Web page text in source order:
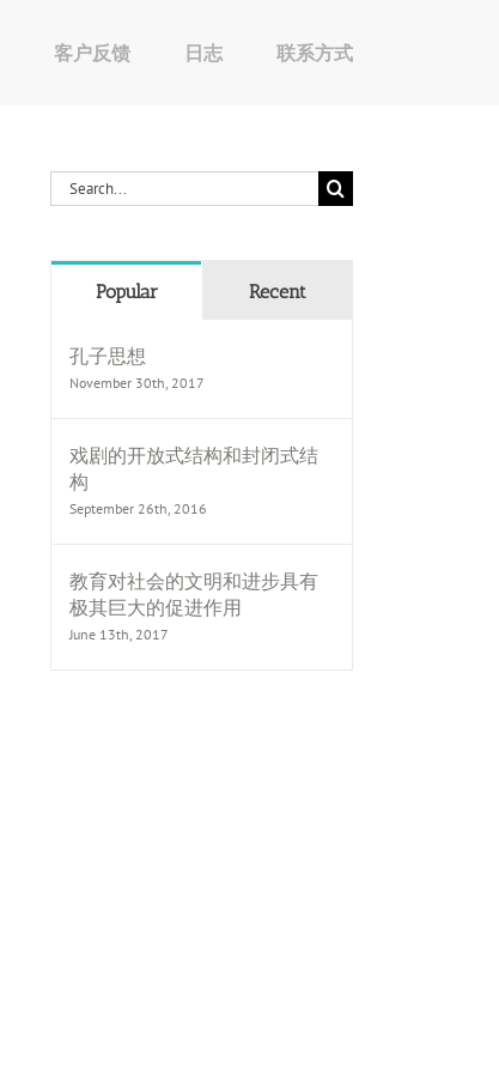
客户反馈 日志 联系方式
Search
for:
Popular Recent
孔子思想
November 30th, 2017
戏剧的开放式结构和封闭式结
构
September 26th, 2016
教育对社会的文明和进步具有
极其巨大的促进作用
June 13th, 2017